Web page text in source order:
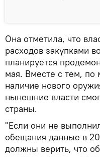
Она отметила, что
расходов закупками
планируется
мая. Вместе с тем, по
наличие нового
нынешние власти
страны.
"Если они не
обещания данные в
должны верить, что